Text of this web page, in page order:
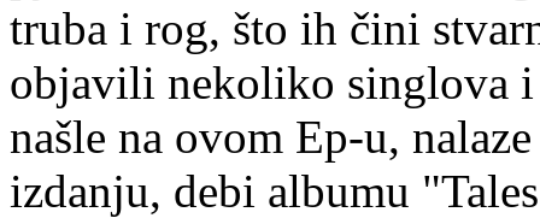
truba i rog, što ih čini
objavili nekoliko singlova i
našle na ovom Ep-u,
izdanju, debi albumu